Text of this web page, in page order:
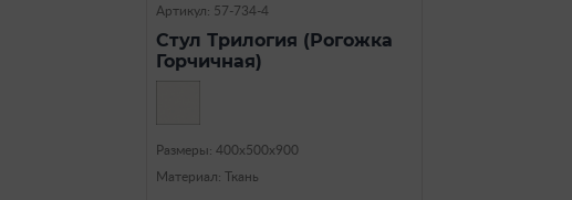
Артикул: 57-734-4
Стул Трилогия (Рогожка
Горчичная)
Размеры: 400х500х900
Материал: Ткань